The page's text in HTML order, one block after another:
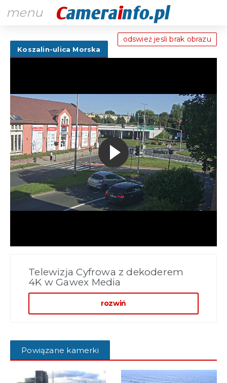
Koszalin-ulica Morska
odswież jesli brak obrazu
Telewizja Cyfrowa z dekoderem
4K w Gawex Media
rozwiń
Powiązane kamerki
menu